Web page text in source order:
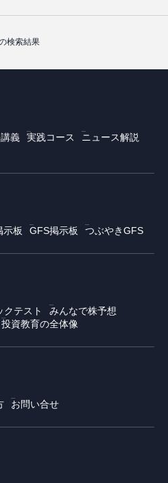
検索結果
義 実践コース
ニュース解説
示板 GFS掲示板 つぶやきGFS
クテスト
みんなで株予想
投資教育の全体像
お問い合せ